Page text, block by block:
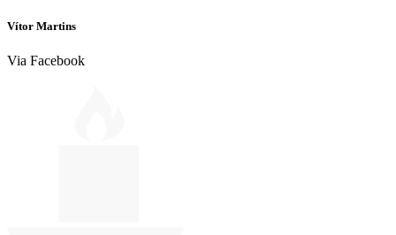
Vítor Martins
Via Facebook